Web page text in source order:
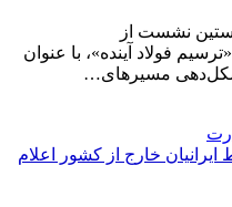
نشست از
فولاد آینده»، با عنوان
مسیرهای…